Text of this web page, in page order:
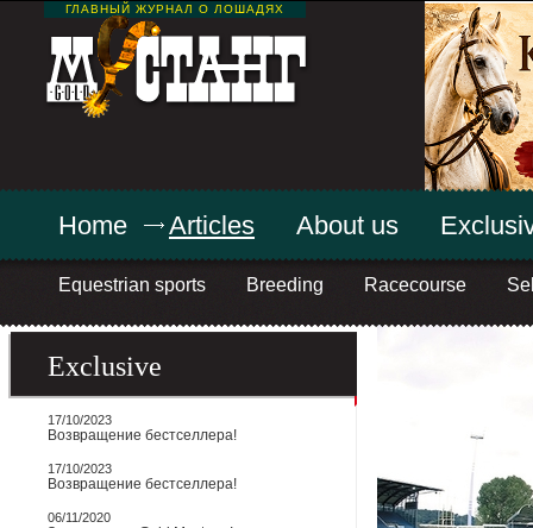
ГЛАВНЫЙ ЖУРНАЛ О ЛОШАДЯХ
Home Articles
Equestrian sports Breeding Racecourse
About us
Exclusive
17/10/2023
Возвращение бестселлера!
17/10/2023
Возвращение бестселлера!
06/11/2020